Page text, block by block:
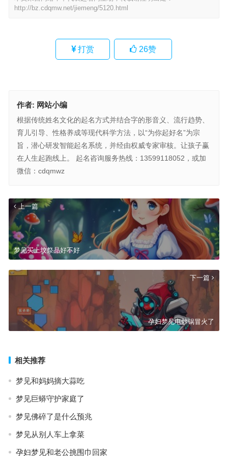
http://bz.cdqmw.net/jiemeng/5120.html
打赏 26赞
作者: 网站小编
根据传统姓名文化的起名方式并结合字的形音义、流行趋势、
育儿引导、性格养成等现代科学方法，以“为你起好名”为宗
旨，潜心研发智能起名系统，并经由权威专家审核。让孩子赢
在人生起跑线上。 起名咨询服务热线：13599118052，或加
微信：cdqmwz
上一篇
梦见买上坟祭品好不好
下一篇
孕妇梦见电炒锅冒火了
相关推荐
梦见和妈妈摘大蒜吃
梦见巨蟒守护家庭了
梦见佛碎了是什么预兆
梦见从别人车上拿菜
孕妇梦见和老公挑围巾回家